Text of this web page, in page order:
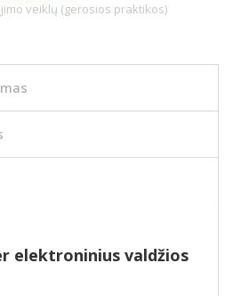
veiklų (gerosios praktikos)
elektroninius valdžios